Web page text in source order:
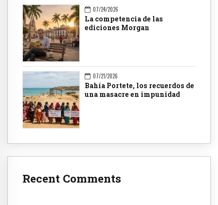
07/24/2026
La competencia de las
ediciones Morgan
07/21/2026
Bahía Portete, los recuerdos de
una masacre en impunidad
Recent Comments